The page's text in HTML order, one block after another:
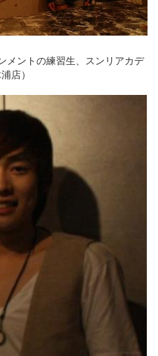
メントの練習生、スンリアカデ
店）